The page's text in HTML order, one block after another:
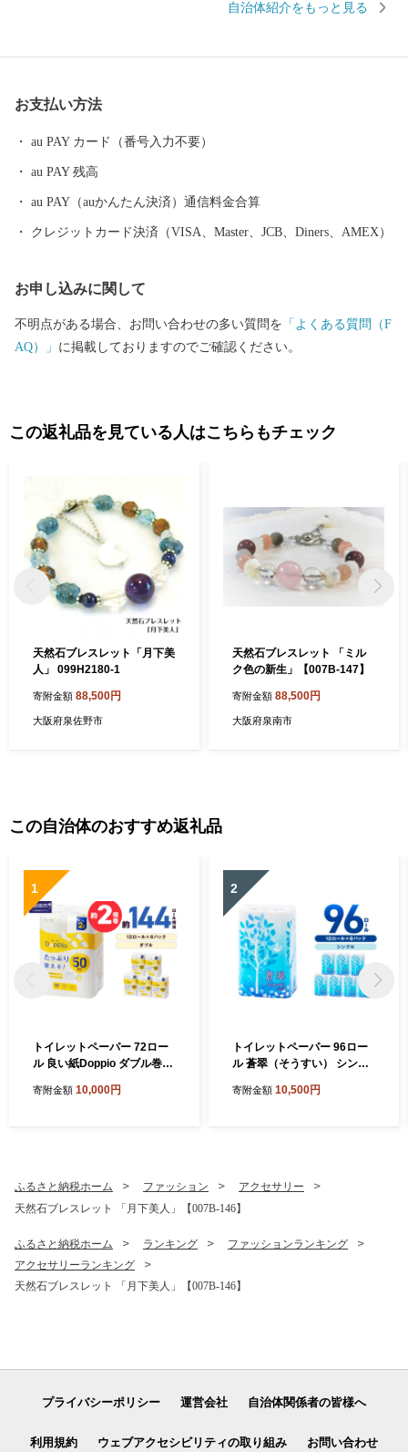
せ、面積は48.98㎢であり、市域に関西国際空港の約1/3を含みま
在しています。また、平野部においては、玉ねぎ、水なす、里
芋、花き等、泉州特産の農作物が栽培されています。関西国際空
業所が集積し、岡田と樽井にある両漁港では大阪湾でとれた新鮮
な海産物が水揚げされ、海岸部にはSENNAN LONGPARK（泉南ロ
ングパーク）を設け、にぎわいを創出し、レクリエーションゾー
自治体紹介をもっと見る
お支払い方法
au PAY カード（番号入力不要）
au PAY 残高
au PAY（auかんたん決済）通信料金合算
クレジットカード決済（VISA、Master、JCB、Diners、AMEX）
お申し込みに関して
不明点がある場合、お問い合わせの多い質問を 「よくある質問（F
AQ）」 に掲載しておりますのでご確認ください。
この返礼品を見ている人はこちらもチェック
天然石ブレスレット「月下美
人」 099H2180-1
寄附金額 88,500円
大阪府泉佐野市
天然石ブレスレット 「ミル
ク色の新生」【007B-147】
寄附金額 88,500円
大阪府泉南市
この自治体のおすすめ返礼品
1
トイレットペーパー 72ロー
ル 良い紙Doppio ダブル巻
縄】【60営業日以内に発
0D-010】
寄附金額 10,000円
2
トイレットペーパー 96ロー
ル 蒼翠（そうすい） シング
道・沖縄】【60営業日以内
寄附金額 10,500円
ふるさと納税ホーム ファッション
アクセサリー
天然石ブレスレット 「月下美人」【007B-146】
ふるさと納税ホーム ランキング
ファッションランキング
アクセサリーランキング
天然石ブレスレット 「月下美人」【007B-146】
プライバシーポリシー 運営会社 自治体関係者の皆様へ
利用規約 ウェブアクセシビリティの取り組み お問い合わせ